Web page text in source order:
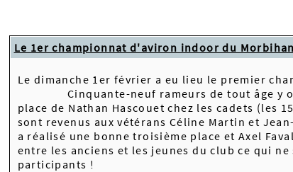
Le 1er championnat d'aviron indoor du Morbihan
Le dimanche 1er février a eu lieu le premier
Cinquante-neuf rameurs de tout âge y ont
place de Nathan Hascouet chez les cadets
sont revenus aux vétérans Céline Martin et
a réalisé une bonne troisième place et Axel
entre les anciens et les jeunes du club ce qui
participants !